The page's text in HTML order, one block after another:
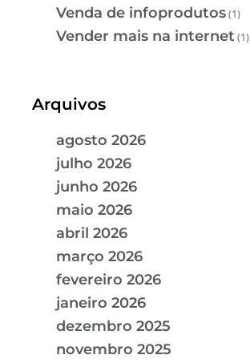
Venda de infoprodutos(1)
Vender mais na internet (1)
Arquivos
agosto 2026
julho 2026
junho 2026
maio 2026
abril 2026
março 2026
fevereiro 2026
janeiro 2026
dezembro 2025
novembro 2025